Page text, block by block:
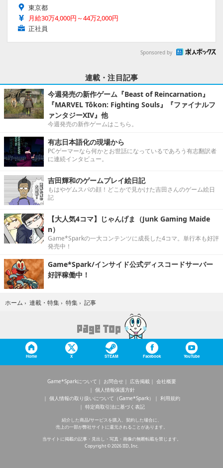
東京都
月給30万4,000円～44万2,000円
正社員
Sponsored by
連載・注目記事
今週発売の新作ゲーム『Beast of Reincarnation』
『MARVEL Tōkon: Fighting Souls』『ファイナルフ
ァンタジーXIV』他
今週発売の新作ゲームはこちら。
有志日本語化の現場から
PCゲーマーなら何かとお世話になっているであろう有志翻訳者
に連続インタビュー。
吉田輝和のゲームプレイ絵日記
もはやゲムスパの顔！どこかで見かけた吉田さんのゲーム絵日
記
【大人気4コマ】じゃんげま（Junk Gaming Maide
n）
Game*Sparkの一大コンテンツに成長した4コマ。単行本も好評
発売中！
Game*Spark/インサイド公式ディスコードサーバー
好評稼働中！
ホーム › 連載・特集 › 特集 › 記事
Home X STEAM Facebook YouTube
Game*Sparkについて お問合せ 広告掲載
会社概要
個人情報保護方針
個人情報の取り扱いについて（Game*Spark）
利用規約
特定商取引法に基づく表記
紹介した商品/サービスを購入、契約した場合に、
売上の一部が弊社サイトに還元されることがあります。
当サイトに掲載の記事・見出し・写真・画像の無断転載を禁じます。
Copyright © 2026 IID, Inc.